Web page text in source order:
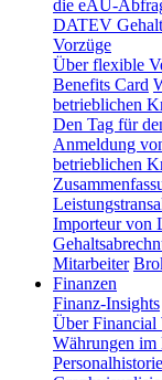
die eAU-
DATEV
Vorzüge
Über flexible
Benefits Card
betrieblichen
Den Tag für
Anmeldung
betrieblichen
Importeur von
Mitarbeiter
Finanzen
Finanz-Insights
Über Financial
Währungen im
Personalhistorie